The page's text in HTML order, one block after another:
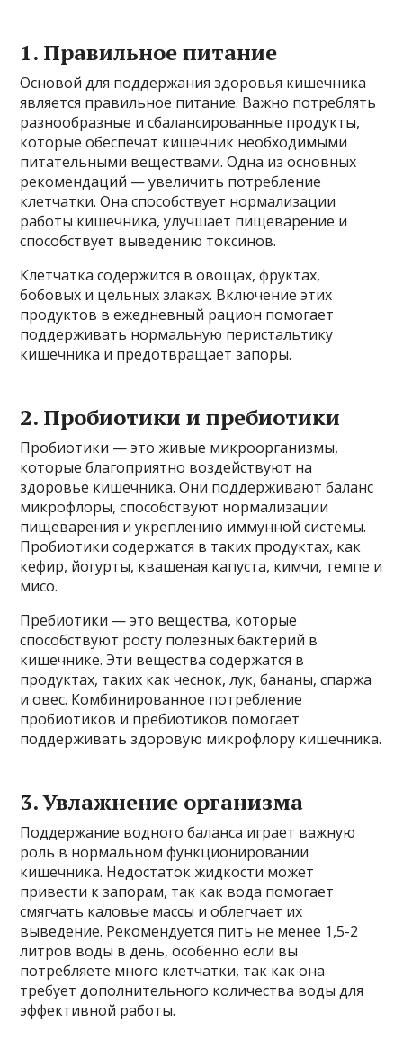
1. Правильное питание
Основой для поддержания здоровья кишечника
является правильное питание. Важно потреблять
разнообразные и сбалансированные продукты,
которые обеспечат кишечник необходимыми
питательными веществами. Одна из основных
рекомендаций — увеличить потребление
клетчатки. Она способствует нормализации
работы кишечника, улучшает пищеварение и
способствует выведению токсинов.
Клетчатка содержится в овощах, фруктах,
бобовых и цельных злаках. Включение этих
продуктов в ежедневный рацион помогает
поддерживать нормальную перистальтику
кишечника и предотвращает запоры.
2. Пробиотики и пребиотики
Пробиотики — это живые микроорганизмы,
которые благоприятно воздействуют на
здоровье кишечника. Они поддерживают баланс
микрофлоры, способствуют нормализации
пищеварения и укреплению иммунной системы.
Пробиотики содержатся в таких продуктах, как
кефир, йогурты, квашеная капуста, кимчи, темпе и
мисо.
Пребиотики — это вещества, которые
способствуют росту полезных бактерий в
кишечнике. Эти вещества содержатся в
продуктах, таких как чеснок, лук, бананы, спаржа
и овес. Комбинированное потребление
пробиотиков и пребиотиков помогает
поддерживать здоровую микрофлору кишечника.
3. Увлажнение организма
Поддержание водного баланса играет важную
роль в нормальном функционировании
кишечника. Недостаток жидкости может
привести к запорам, так как вода помогает
смягчать каловые массы и облегчает их
выведение. Рекомендуется пить не менее 1,5-2
литров воды в день, особенно если вы
потребляете много клетчатки, так как она
требует дополнительного количества воды для
эффективной работы.